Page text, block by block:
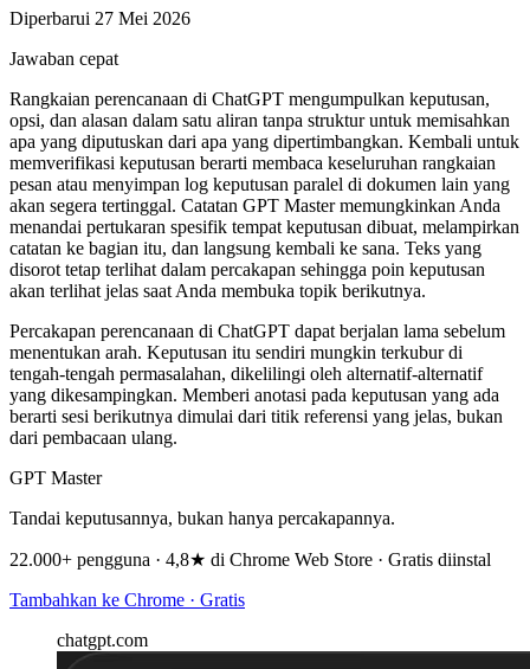
Diperbarui 27 Mei 2026
Jawaban cepat
Rangkaian perencanaan di ChatGPT mengumpulkan keputusan,
opsi, dan alasan dalam satu aliran tanpa struktur untuk memisahkan
apa yang diputuskan dari apa yang dipertimbangkan. Kembali untuk
memverifikasi keputusan berarti membaca keseluruhan rangkaian
pesan atau menyimpan log keputusan paralel di dokumen lain yang
akan segera tertinggal. Catatan GPT Master memungkinkan Anda
menandai pertukaran spesifik tempat keputusan dibuat, melampirkan
catatan ke bagian itu, dan langsung kembali ke sana. Teks yang
disorot tetap terlihat dalam percakapan sehingga poin keputusan
akan terlihat jelas saat Anda membuka topik berikutnya.
Percakapan perencanaan di ChatGPT dapat berjalan lama sebelum
menentukan arah. Keputusan itu sendiri mungkin terkubur di
tengah-tengah permasalahan, dikelilingi oleh alternatif-alternatif
yang dikesampingkan. Memberi anotasi pada keputusan yang ada
berarti sesi berikutnya dimulai dari titik referensi yang jelas, bukan
dari pembacaan ulang.
GPT Master
Tandai keputusannya, bukan hanya percakapannya.
22.000+ pengguna · 4,8★ di Chrome Web Store · Gratis diinstal
Tambahkan ke Chrome · Gratis
chatgpt.com